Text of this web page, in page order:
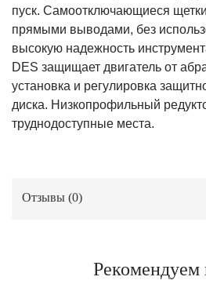
пуск. Самоотключающиеся
прямыми выводами, без
высокую надежность
DES защищает двигатель от
установка и регулировка
диска. Низкопрофильный
труднодоступные места.
Отзывы (0)
Рекомендуем